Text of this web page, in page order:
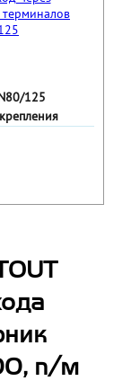
125
п/м